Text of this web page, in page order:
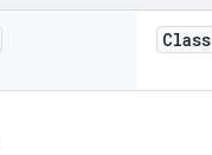
Class